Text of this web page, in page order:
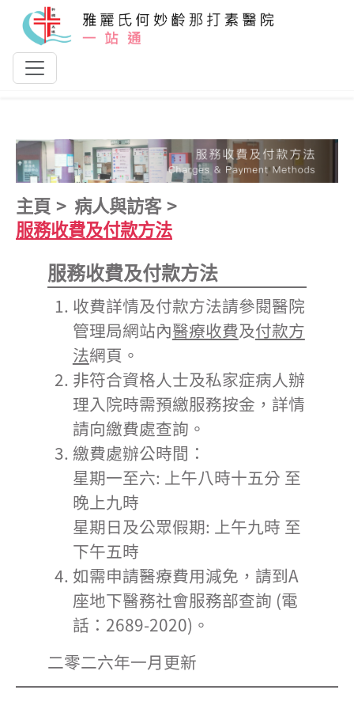
跳到主要內容
主頁
病人與訪客
服務收費及付款方法
服務收費及付款方法
收費詳情及付款方法請參閱醫院
管理局網站內醫療收費及付款方
法網頁。
非符合資格人士及私家症病人辦
理入院時需預繳服務按金，詳情
請向繳費處查詢。
繳費處辦公時間：
星期一至六: 上午八時十五分 至
晚上九時
星期日及公眾假期: 上午九時 至
下午五時
如需申請醫療費用減免，請到A
座地下醫務社會服務部查詢 (電
話：2689-2020)。
二零二六年一月更新